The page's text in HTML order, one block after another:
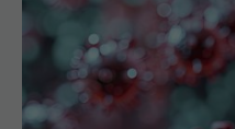
Structuri ciudate